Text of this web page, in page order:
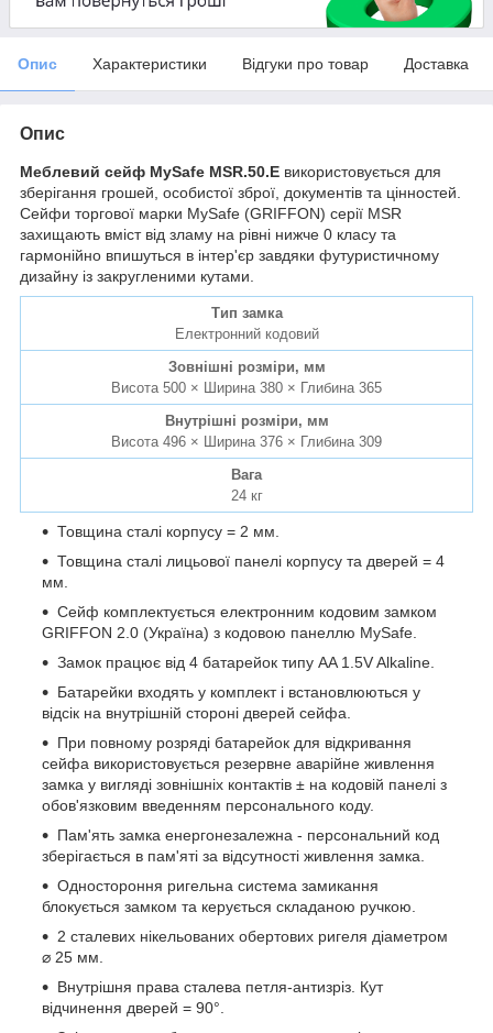
Опис Характеристики Відгуки про товар Доставка
Опис
Меблевий сейф MySafe MSR.50.E використовується для
зберігання грошей, особистої зброї, документів та цінностей.
Сейфи торгової марки MySafe (GRIFFON) серії MSR
захищають вміст від зламу на рівні нижче 0 класу та
гармонійно впишуться в інтер'єр завдяки футуристичному
дизайну із закругленими кутами.
Тип замка
Електронний кодовий
Зовнішні розміри, мм
Висота 500 × Ширина 380 × Глибина 365
Внутрішні розміри, мм
Висота 496 × Ширина 376 × Глибина 309
Вага
24 кг
Товщина сталі корпусу = 2 мм.
Товщина сталі лицьової панелі корпусу та дверей = 4
мм.
Сейф комплектується електронним кодовим замком
GRIFFON 2.0 (Україна) з кодовою панеллю MySafe.
Замок працює від 4 батарейок типу AA 1.5V Alkaline.
Батарейки входять у комплект і встановлюються у
відсік на внутрішній стороні дверей сейфа.
При повному розряді батарейок для відкривання
сейфа використовується резервне аварійне живлення
замка у вигляді зовнішніх контактів ± на кодовій панелі з
обов'язковим введенням персонального коду.
Пам'ять замка енергонезалежна - персональний код
зберігається в пам'яті за відсутності живлення замка.
Одностороння ригельна система замикання
блокується замком та керується складаною ручкою.
2 сталевих нікельованих обертових ригеля діаметром
⌀ 25 мм.
Внутрішня права сталева петля-антизріз. Кут
відчинення дверей = 90°.